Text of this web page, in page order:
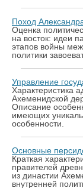
Поход
Оценка
на восток: идеи
этапов войны
политики
Управление
Характеристика
Ахеменидской
Описание
имеющих
особенности.
Основные
Краткая
правителей
из династии
внутренней